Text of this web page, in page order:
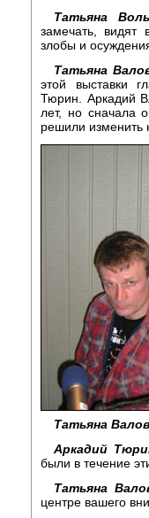
Татьяна
замечать,
злобы и
Татьяна
этой выставки
Тюрин. Аркадий
лет, но сначала
решили изменить
Татьяна
Аркадий
были в течение
Татьяна
центре вашего